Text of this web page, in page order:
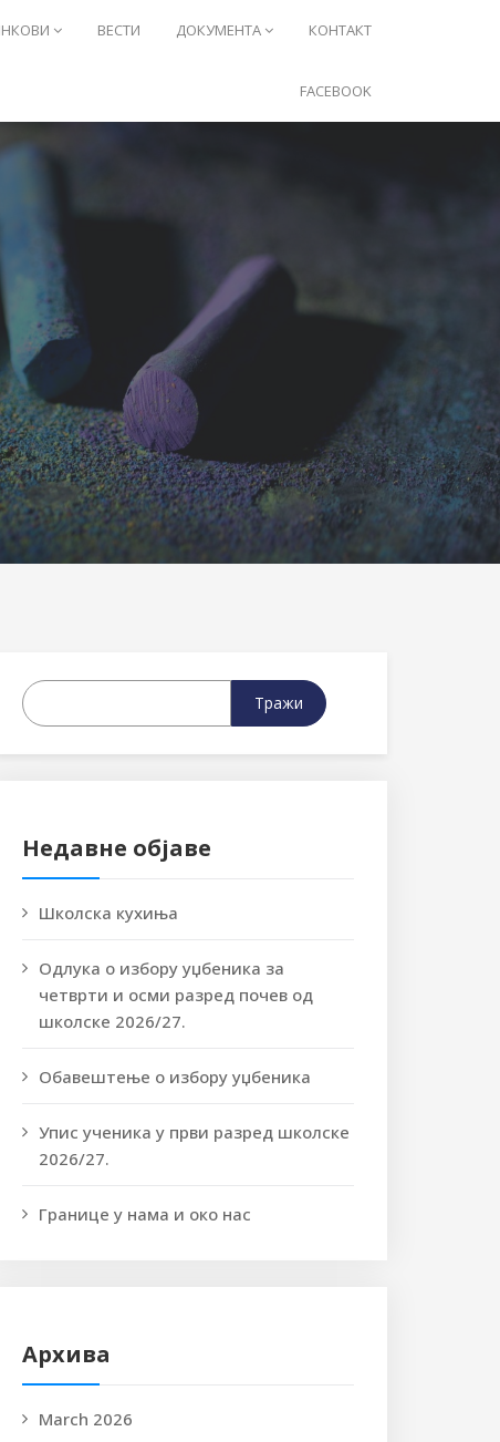
ВЕСТИ ДОКУМЕНТА КОНТАКТ
FACEBOOK
Тражи
Недавне објаве
Школска кухиња
Одлука о избору уџбеника за
четврти и осми разред почев од
школске 2026/27.
Обавештење о избору уџбеника
Упис ученика у први разред школске
2026/27.
Границе у нама и око нас
Архива
March 2026